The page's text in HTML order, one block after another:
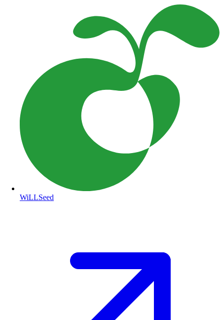
WiLLSeed